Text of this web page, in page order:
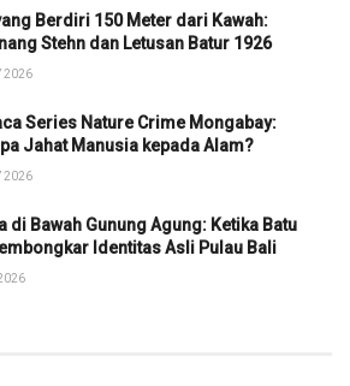
Berdiri 150 Meter dari Kawah:
Stehn dan Letusan Batur 1926
2026
Series Nature Crime Mongabay:
Jahat Manusia kepada Alam?
2026
di Bawah Gunung Agung: Ketika Batu
Identitas Asli Pulau Bali